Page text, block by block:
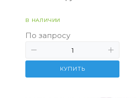
В НАЛИЧИИ
По запросу
КУПИТЬ